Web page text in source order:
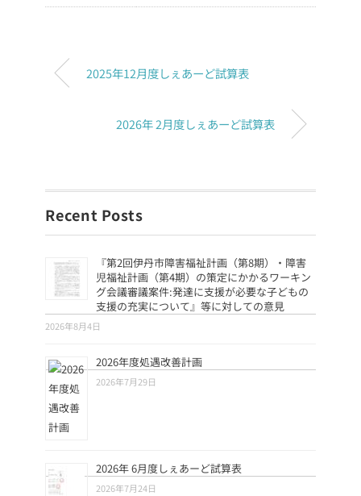
2025年12月度しぇあーど試算表
2026年 2月度しぇあーど試算表
Recent Posts
『第2回伊丹市障害福祉計画（第8期）・障害
児福祉計画（第4期）の策定にかかるワーキン
グ会議審議案件:発達に支援が必要な子どもの
支援の充実について』等に対しての意見
2026年8月4日
2026年度処遇改善計画
2026年7月29日
2026年 6月度しぇあーど試算表
2026年7月24日